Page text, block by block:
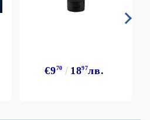
€970 1897лв.